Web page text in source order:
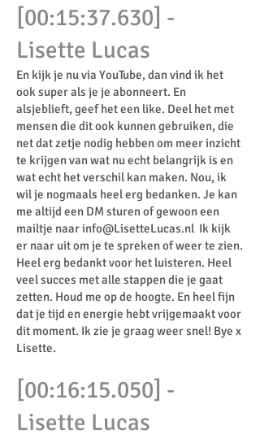
[00:15:37.630] -
Lisette Lucas
En kijk je nu via YouTube, dan vind ik het
ook super als je je abonneert. En
alsjeblieft, geef het een like. Deel het met
mensen die dit ook kunnen gebruiken, die
net dat zetje nodig hebben om meer inzicht
te krijgen van wat nu echt belangrijk is en
wat echt het verschil kan maken. Nou, ik
wil je nogmaals heel erg bedanken. Je kan
me altijd een DM sturen of gewoon een
mailtje naarinfo@LisetteLucas.nl Ik kijk
er naar uit om je te spreken of weer te zien.
Heel erg bedankt voor het luisteren. Heel
veel succes met alle stappen die je gaat
zetten. Houd me op de hoogte. En heel fijn
dat je tijd en energie hebt vrijgemaakt voor
dit moment. Ik zie je graag weer snel! Bye x
Lisette.
[00:16:15.050] -
Lisette Lucas